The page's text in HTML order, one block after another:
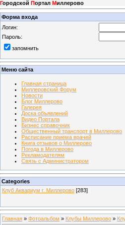
Городской Портал Миллерово
Форма входа
Логин:
Пароль:
запомнить
Меню сайта
Главная страница
Миллеровский Форум
Новости
Блог Миллерово
Галерея
Доска объявлений
Видео Портала
Бизнес справочник
Общественный транспорт в Миллерово
Расписание приема врачей
Книга отзывов о Миллерово
Погода в Миллерово
Рекламодателям
Связь с Администратором
Categories
Клуб Аквариум г. Миллерово [283]
Главная » Фотоальбом » Клубы Миллерово »